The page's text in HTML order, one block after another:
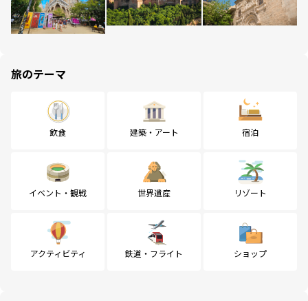
旅のテーマ
飲食 建築・アート 宿泊
イベント・観戦 世界遺産 リゾート
アクティビティ 鉄道・フライト ショップ